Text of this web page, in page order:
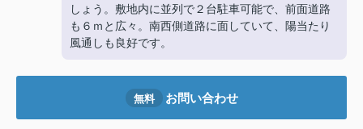
しょう。敷地内に並列で２台駐車可能で、前面道路
も６ｍと広々。南西側道路に面していて、陽当たり
風通しも良好です。
無料 お問い合わせ